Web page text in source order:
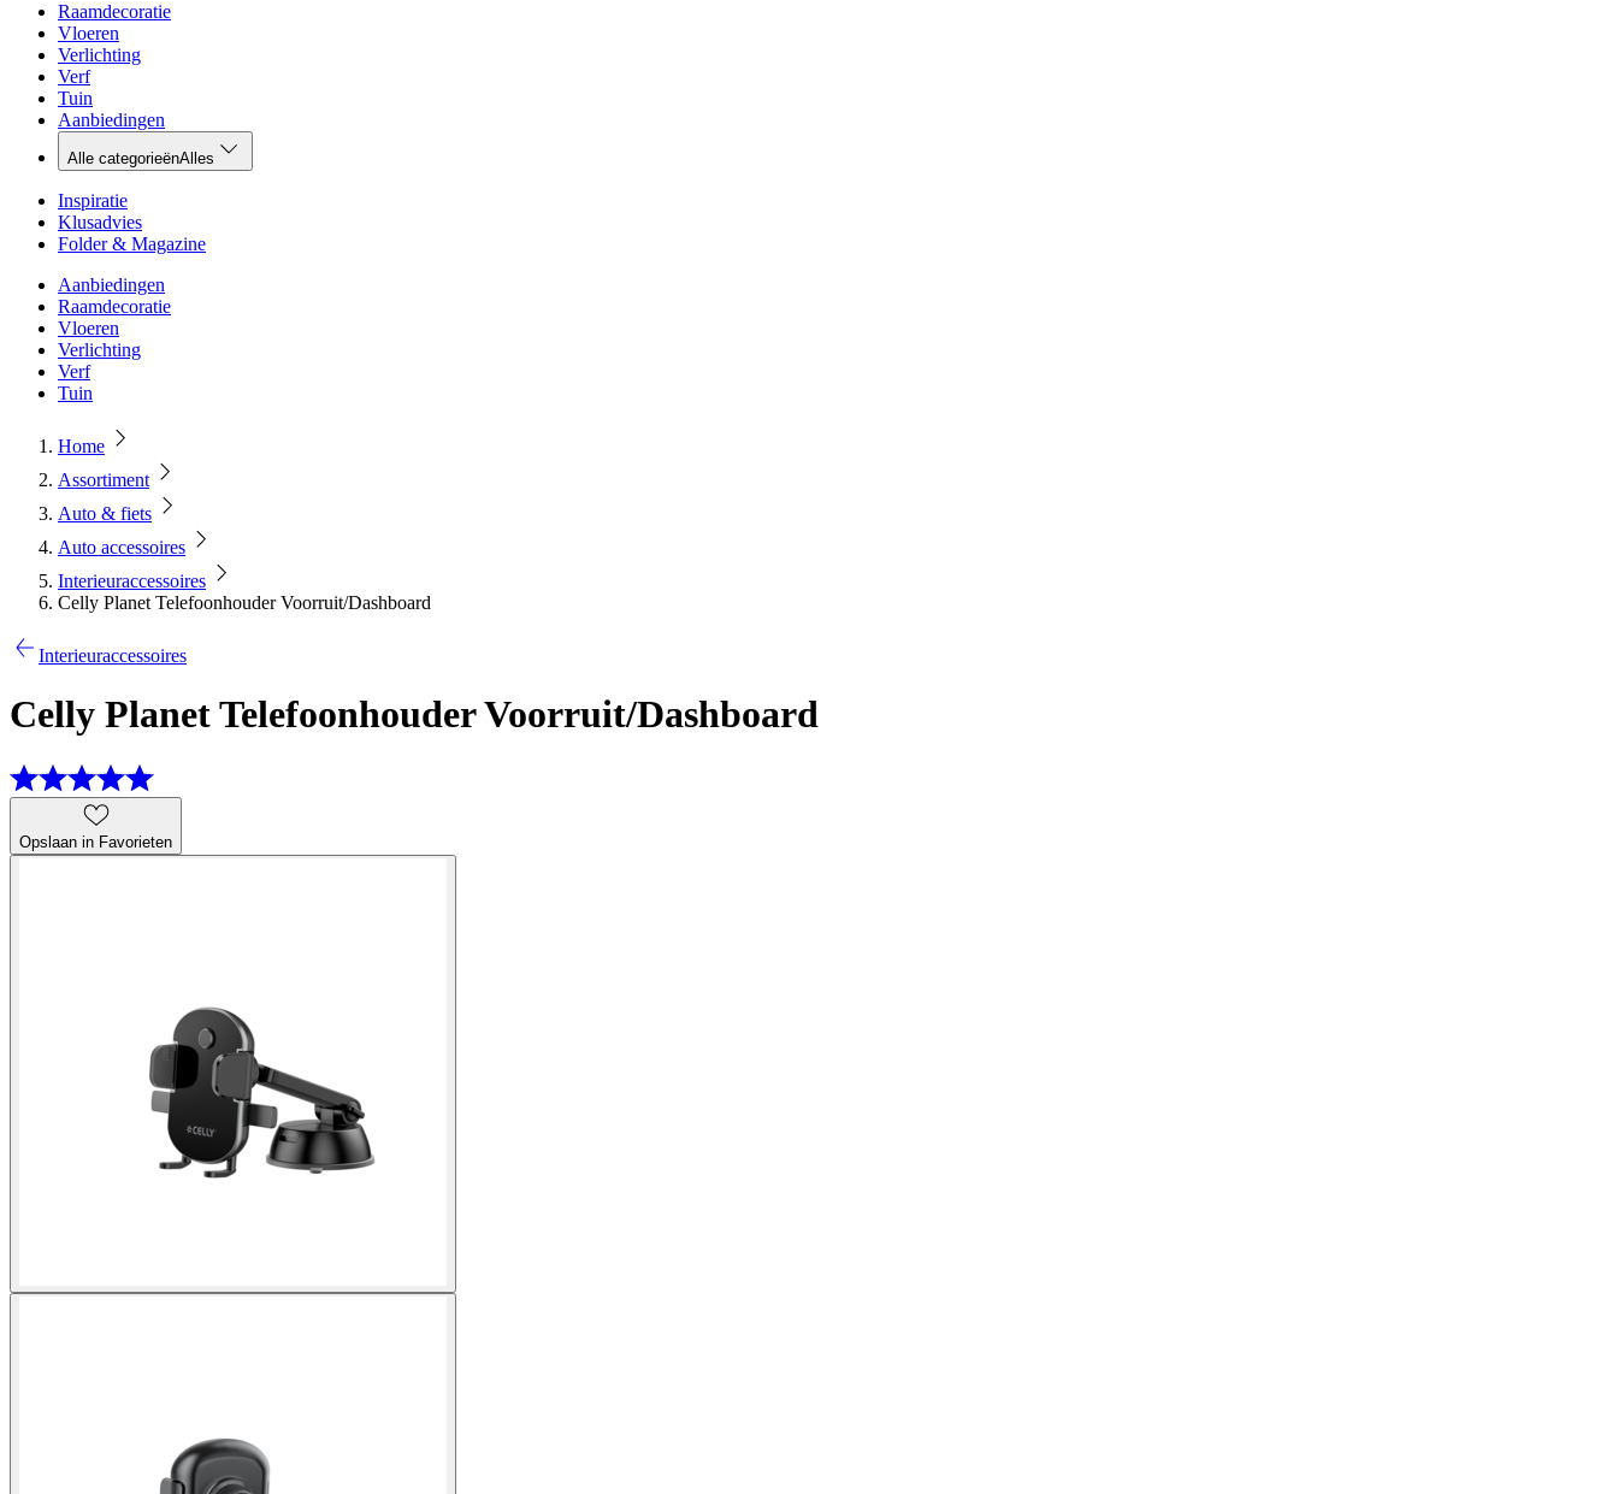
Raamdecoratie
Vloeren
Verlichting
Verf
Tuin
Aanbiedingen
Alle categorieënAlles
Inspiratie
Klusadvies
Folder & Magazine
Aanbiedingen
Raamdecoratie
Vloeren
Verlichting
Verf
Tuin
Home
Assortiment
Auto & fiets
Auto accessoires
Interieuraccessoires
Celly Planet Telefoonhouder Voorruit/Dashboard
Interieuraccessoires
Celly Planet Telefoonhouder Voorruit/Dashboard
Opslaan in Favorieten